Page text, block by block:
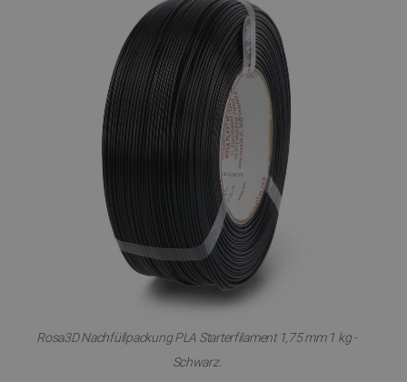
Rosa3D Nachfüllpackung PLA Starterfilament 1,75 mm 1 kg -
Schwarz.